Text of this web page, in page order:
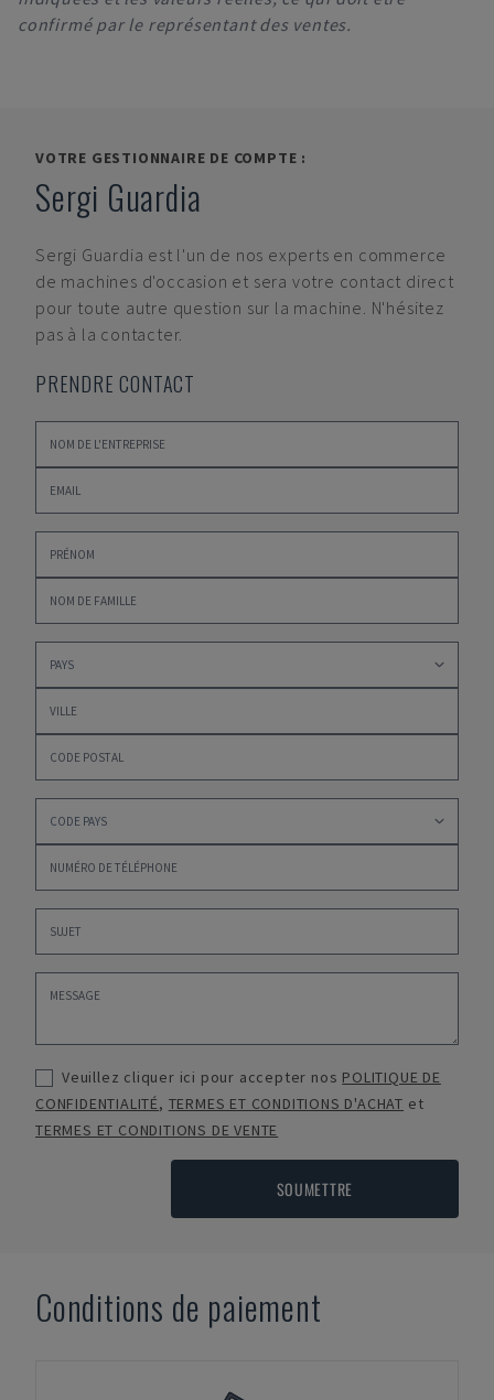
confirmé par le représentant des ventes.
VOTRE GESTIONNAIRE DE COMPTE :
Sergi Guardia
Sergi Guardia est l'un de nos experts en commerce
de machines d'occasion et sera votre contact direct
pour toute autre question sur la machine. N'hésitez
pas à la contacter.
PRENDRE CONTACT
Veuillez cliquer ici pour accepter nos POLITIQUE DE
CONFIDENTIALITÉ, TERMES ET CONDITIONS D'ACHAT et
TERMES ET CONDITIONS DE VENTE
SOUMETTRE
Conditions de paiement